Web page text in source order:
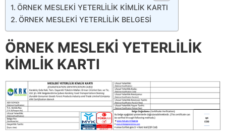
ÖRNEK MESLEKİ YETERLİLİK KİMLİK KARTI
ÖRNEK MESLEKİ YETERLİLİK BELGESİ
ÖRNEK MESLEKİ YETERLİLİK
KİMLİK KARTI